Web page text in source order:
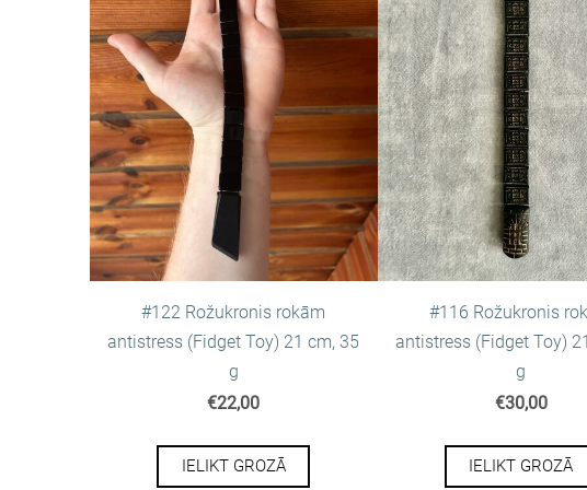
#122 Rožukronis rokām
antistress (Fidget Toy) 21 cm, 35
g
€22,00
IELIKT GROZĀ
#116 Rožukronis
antistress (Fidget Toy)
g
€30,00
IELIKT GROZĀ